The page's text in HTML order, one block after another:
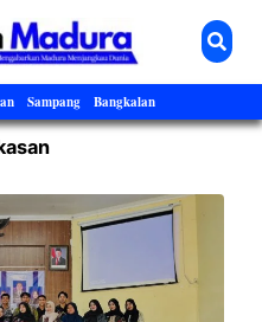
Sampang Bangkalan